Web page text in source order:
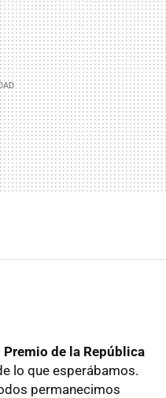
Premio de la República
lo que esperábamos.
permanecimos